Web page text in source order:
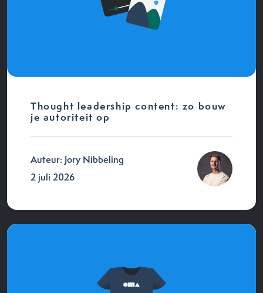
Thought leadership content: zo bouw
je autoriteit op
Auteur: Jory Nibbeling
2 juli 2026